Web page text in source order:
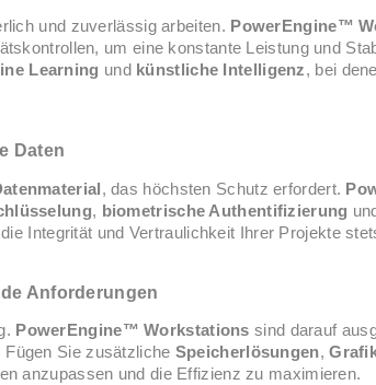
und zuverlässig arbeiten. PowerEngine™
um eine konstante Leistung und
Learning und künstliche Intelligenz, bei
Daten
, das höchsten Schutz erfordert.
, biometrische Authentifizierung
Integrität und Vertraulichkeit Ihrer Projekte
Anforderungen
PowerEngine™ Workstations sind darauf
Fügen Sie zusätzliche Speicherlösungen,
anzupassen und die Effizienz zu maximieren.